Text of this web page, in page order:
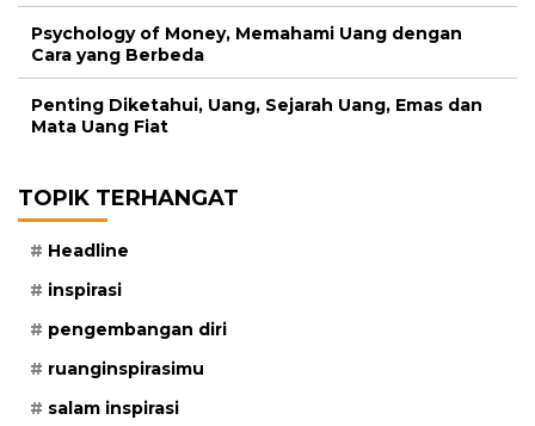
Psychology of Money, Memahami Uang dengan
Cara yang Berbeda
Penting Diketahui, Uang, Sejarah Uang, Emas dan
Mata Uang Fiat
TOPIK TERHANGAT
Headline
inspirasi
pengembangan diri
ruanginspirasimu
salam inspirasi